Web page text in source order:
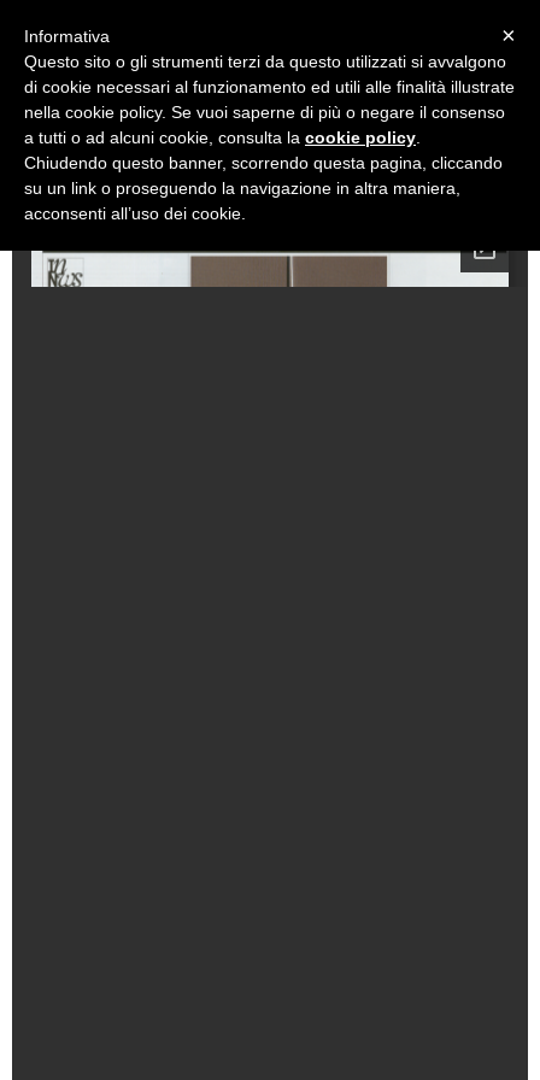
Alessandro Masturzo
NEWS PROJECTS PRESS INFO CONTACT
×
Informativa
Questo sito o gli strumenti terzi da questo utilizzati si avvalgono
di cookie necessari al funzionamento ed utili alle finalità illustrate
nella cookie policy. Se vuoi saperne di più o negare il consenso
a tutti o ad alcuni cookie, consulta la cookie policy
Chiudendo questo banner, scorrendo questa pagina, cliccando
su un link o proseguendo la navigazione in altra maniera,
acconsenti all’uso dei cookie.